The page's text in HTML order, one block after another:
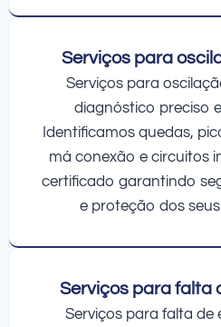
Serviços para
Serviços para
diagnóstico preciso
Identificamos quedas,
má conexão e circuitos
certificado garantindo
e proteção dos
Serviços para falta
Serviços para falta de